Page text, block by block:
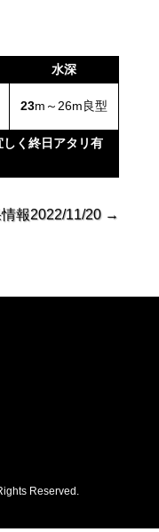
水深
23m～26m良型
く終日アタリ有
報2022/11/20→
Reserved.